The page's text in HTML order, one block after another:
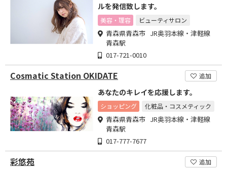
ルを発信致します。
美容・理容 ビューティサロン
青森県青森市 JR奥羽本線・津軽線
青森駅
017-721-0010
Cosmatic Station OKIDATE 追加
あなたのキレイを応援します。
ショッピング 化粧品・コスメティック
青森県青森市 JR奥羽本線・津軽線
青森駅
017-777-7677
彩悠苑 追加